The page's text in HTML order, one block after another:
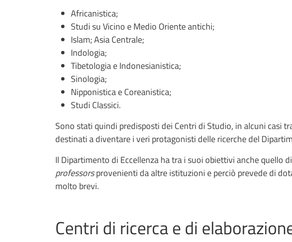
Africanistica;
Studi su Vicino e Medio Oriente antichi;
Islam; Asia Centrale;
Indologia;
Tibetologia e Indonesianistica;
Sinologia;
Nipponistica e Coreanistica;
Studi Classici.
Sono stati quindi predisposti dei Centri di Studio, in alcuni casi
destinati a diventare i veri protagonisti delle ricerche del
Il Dipartimento di Eccellenza ha tra i suoi obiettivi anche quello
professorsprovenienti da altre istituzioni e perciò prevede di
molto brevi.
Centri di ricerca e di